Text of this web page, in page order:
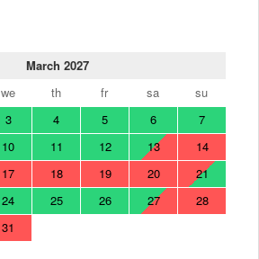
March 2027
we th fr sa
su
3 4 5 6
7
10 11 12 13
14
17 18 19 20
21
24 25 26 27
28
31